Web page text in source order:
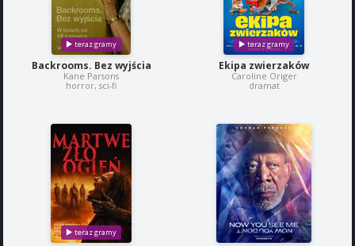
Backrooms. Bez wyjścia
Kane Parsons
horror, sci-fi
Ekipa zwierzaków
Caroline Origer
dramat